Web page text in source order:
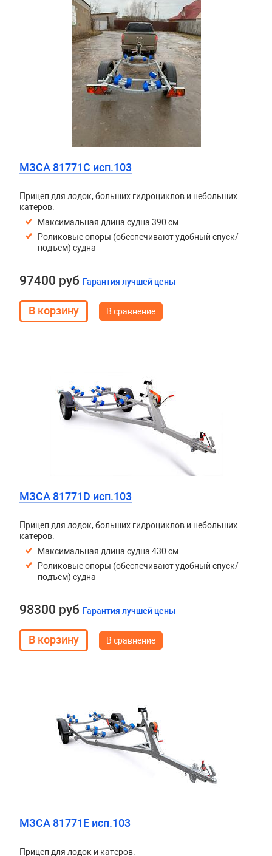
МЗСА 81771C исп.103
Прицеп для лодок, больших гидроциклов и небольших
катеров.
Максимальная длина судна 390 см
Роликовые опоры (обеспечивают удобный спуск/
подъем) судна
97400 руб Гарантия лучшей цены
В сравнение
МЗСА 81771D исп.103
Прицеп для лодок, больших гидроциклов и небольших
катеров.
Максимальная длина судна 430 см
Роликовые опоры (обеспечивают удобный спуск/
подъем) судна
98300 руб Гарантия лучшей цены
В сравнение
МЗСА 81771E исп.103
Прицеп для лодок и катеров.